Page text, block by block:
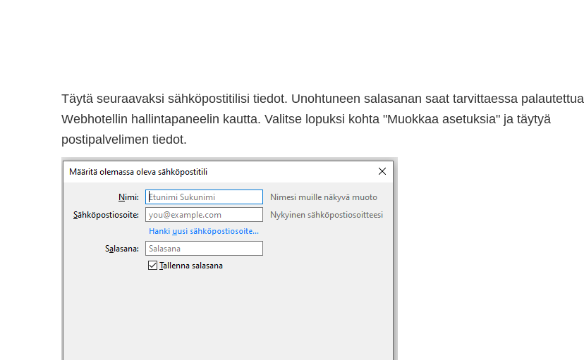
Täytä seuraavaksi sähköpostitilisi tiedot. Unohtuneen salasanan saat tarvittaessa palautettua
Webhotellin hallintapaneelin kautta. Valitse lopuksi kohta "Muokkaa asetuksia" ja täytyä
postipalvelimen tiedot.